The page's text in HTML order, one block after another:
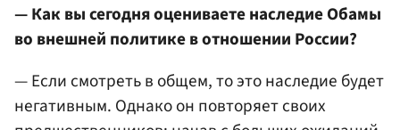
— Как вы сегодня оцениваете наследие Обамы
во внешней политике в отношении России?
— Если смотреть в общем, то это наследие будет
негативным. Однако он повторяет своих